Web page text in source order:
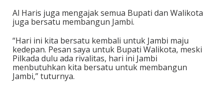
Al Haris juga mengajak semua Bupati dan Walikota
juga bersatu membangun Jambi.
“Hari ini kita bersatu kembali untuk Jambi maju
kedepan. Pesan saya untuk Bupati Walikota, meski
Pilkada dulu ada rivalitas, hari ini Jambi
menbutuhkan kita bersatu untuk membangun
Jambi,” tuturnya.